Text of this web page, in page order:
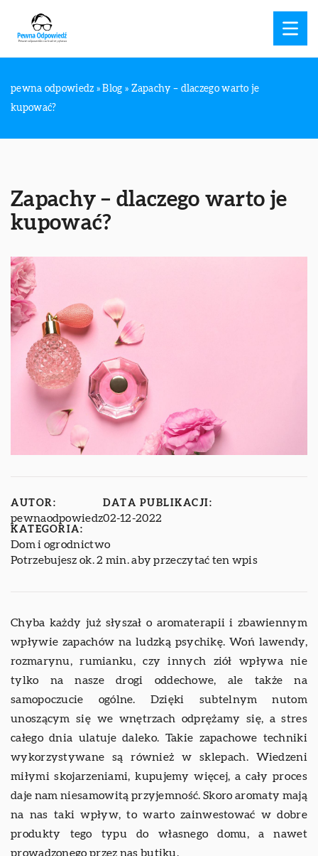
pewna odpowiedz »Blog » Zapachy – dlaczego warto je
kupować?
Zapachy – dlaczego warto je
kupować?
AUTOR:
pewnaodpowiedz
DATA PUBLIKACJI:
02-12-2022
KATEGORIA:
Dom i ogrodnictwo
Potrzebujesz ok. 2 min. aby przeczytać ten wpis
Chyba każdy już słyszał o aromaterapii i zbawiennym
wpływie zapachów na ludzką psychikę. Woń lawendy,
rozmarynu, rumianku, czy innych ziół wpływa nie
tylko na nasze drogi oddechowe, ale także na
samopoczucie ogólne. Dzięki subtelnym nutom
unoszącym się we wnętrzach odprężamy się, a stres
całego dnia ulatuje daleko. Takie zapachowe techniki
wykorzystywane są również w sklepach. Wiedzeni
miłymi skojarzeniami, kupujemy więcej, a cały proces
daje nam niesamowitą przyjemność. Skoro aromaty mają
na nas taki wpływ, to warto zainwestować w dobre
produkty tego typu do własnego domu, a nawet
prowadzonego przez nas butiku.